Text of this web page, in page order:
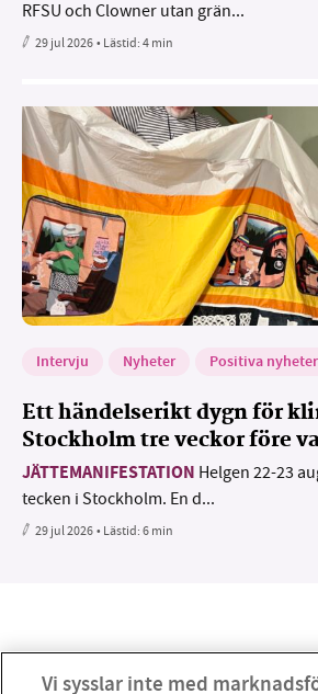
RFSU och Clowner utan grän...
29 jul 2026• Lästid:4 min
Intervju Nyheter Positiva nyheter
Ett händelserikt dygn för
Stockholm tre veckor före
JÄTTEMANIFESTATION Helgen 22-23
tecken i Stockholm. En d...
29 jul 2026• Lästid:6 min
Vi sysslar inte med